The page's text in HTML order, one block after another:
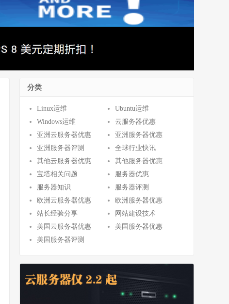
分类
Linux运维
Ubuntu运维
Windows运维
云服务器优惠
亚洲云服务器优惠
亚洲服务器优惠
亚洲服务器评测
全球行业快讯
其他云服务器优惠
其他服务器优惠
宝塔相关问题
服务器优惠
服务器知识
服务器评测
欧洲云服务器优惠
欧洲服务器优惠
站长经验分享
网站建设技术
美国云服务器优惠
美国服务器优惠
美国服务器评测